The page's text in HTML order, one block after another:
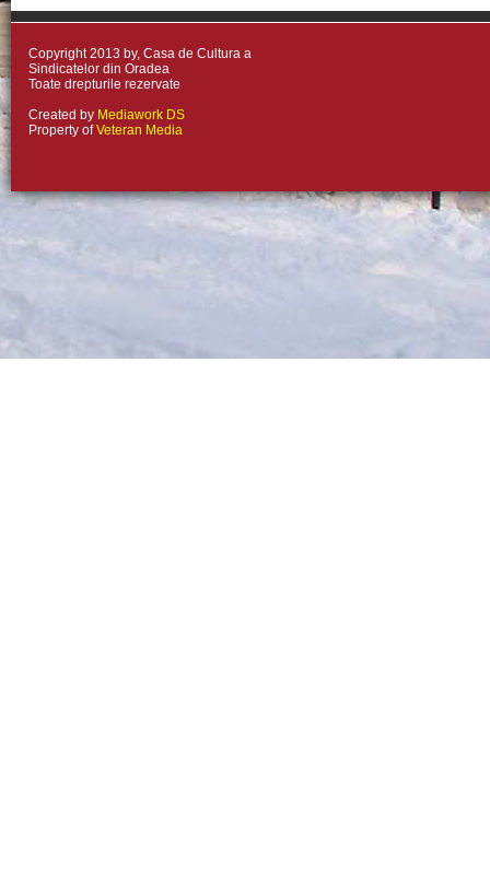
Copyright 2013 by, Casa de Cultura a
Sindicatelor din Oradea
Toate drepturile rezervate
Created by Mediawork DS
Property ofVeteran Media